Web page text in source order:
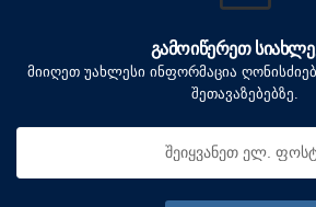
ᲒᲐᲛᲝᲘᲬᲔᲠᲔᲗ
მიიღეთ უახლესი ინფორმაცია
შეთავაზებებზე.